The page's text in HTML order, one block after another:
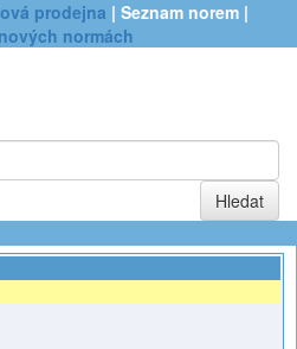
prodejna | Seznam norem |
normách